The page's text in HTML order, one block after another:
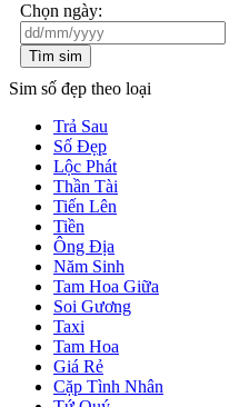
Chọn ngày:
Tìm sim
Sim số đẹp theo loại
Trả Sau
Số Đẹp
Lộc Phát
Thần Tài
Tiến Lên
Tiền
Ông Địa
Năm Sinh
Tam Hoa Giữa
Soi Gương
Taxi
Tam Hoa
Giá Rẻ
Cặp Tình Nhân